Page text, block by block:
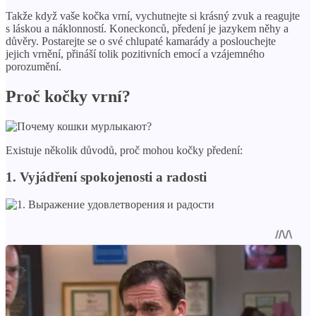
Takže když vaše kočka vrní, vychutnejte si krásný zvuk a reagujte
s láskou a náklonností. Koneckonců, předení je jazykem něhy a
důvěry. Postarejte se o své chlupaté kamarády a poslouchejte
jejich vrnění, přináší tolik pozitivních emocí a vzájemného
porozumění.
Proč kočky vrní?
Existuje několik důvodů, proč mohou kočky předení:
1. Vyjádření spokojenosti a radosti